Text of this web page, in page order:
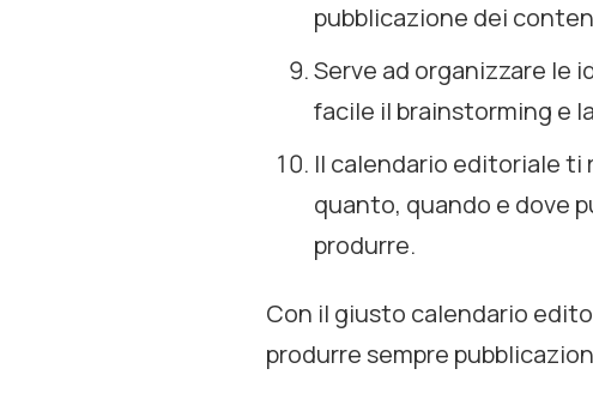
pubblicazione dei
Serve ad organizzare le
facile il brainstorming e
Il calendario editoriale ti
quanto, quando e dove
produrre.
Con il giusto calendario
produrre sempre